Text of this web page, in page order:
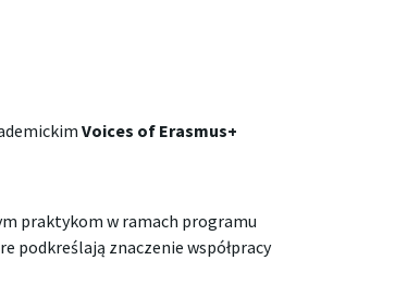
Voices of Erasmus+
praktykom w ramach programu
podkreślają znaczenie współpracy